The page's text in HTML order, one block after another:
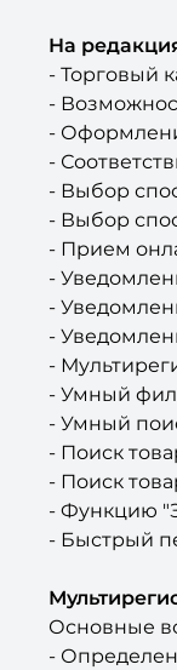
На
- Торговый
-
-
-
- Выбор
- Выбор
- Прием
-
-
-
-
- Умный
- Умный
- Поиск
- Поиск
- Функцию
- Быстрый
Основные
-